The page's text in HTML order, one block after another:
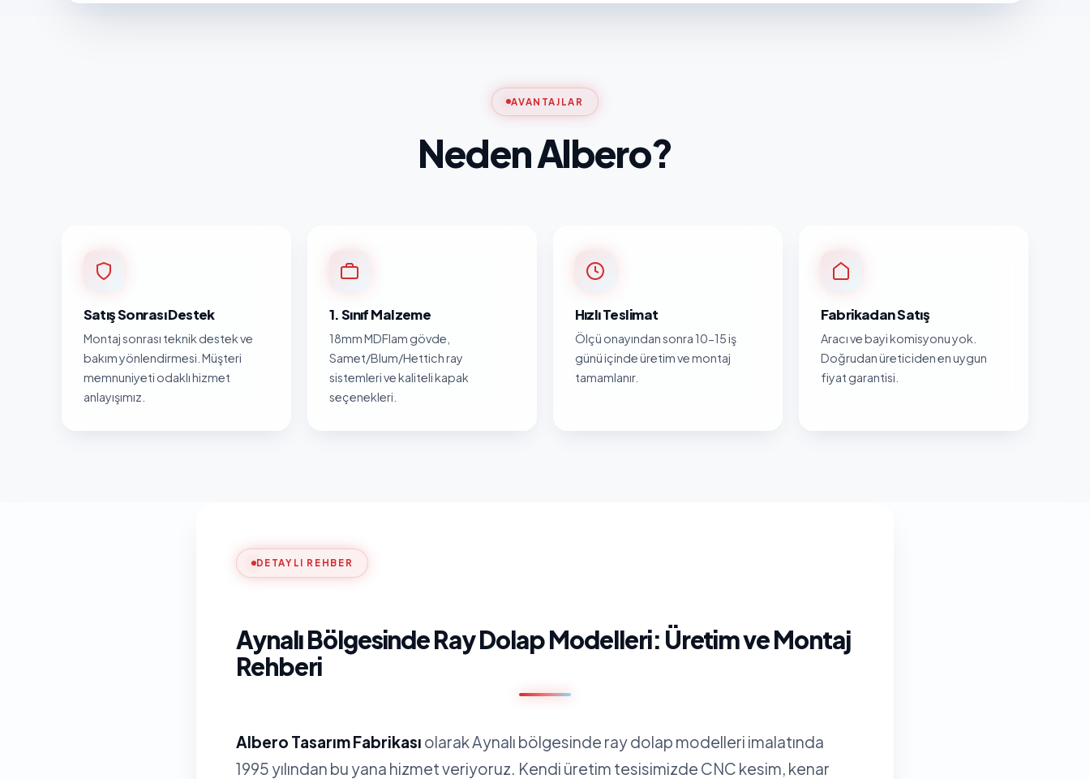
AVANTAJLAR
Neden Albero?
Satış Sonrası Destek
Montaj sonrası teknik destek ve
bakım yönlendirmesi. Müşteri
memnuniyeti odaklı hizmet
anlayışımız.
1. Sınıf Malzeme
18mm MDFlam gövde,
Samet/Blum/Hettich ray
sistemleri ve kaliteli kapak
seçenekleri.
Hızlı Teslimat
Ölçü onayından sonra 10-15 iş
günü içinde üretim ve montaj
tamamlanır.
Fabrikadan Satış
Aracı ve bayi komisyonu yok.
Doğrudan üreticiden en uygun
fiyat garantisi.
DETAYLI REHBER
Aynalı Bölgesinde Ray Dolap Modelleri: Üretim ve Montaj
Rehberi
Albero Tasarım Fabrikası olarak Aynalı bölgesinde ray dolap modelleri imalatında
1995 yılından bu yana hizmet veriyoruz. Kendi üretim tesisimizde CNC kesim, kenar